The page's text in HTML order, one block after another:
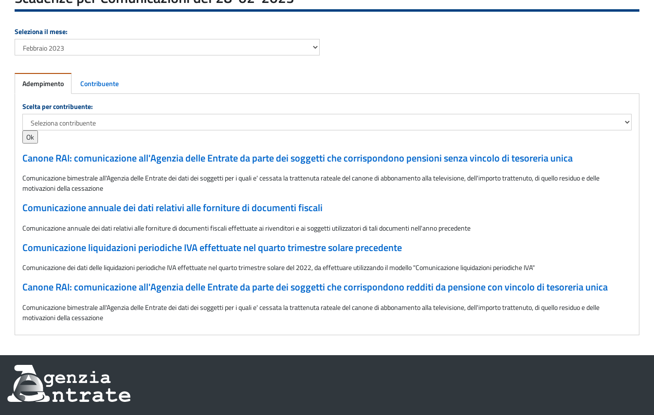
Seleziona il mese:
Adempimento Contribuente
Adempimento
Scelta per contribuente:
Canone RAI: comunicazione all'Agenzia delle Entrate da parte dei soggetti che corrispondono pensioni senza vincolo di tesoreria unica
Comunicazione bimestrale all'Agenzia delle Entrate dei dati dei soggetti per i quali e' cessata la trattenuta rateale del canone di abbonamento alla televisione, dell'importo trattenuto, di quello residuo e delle
motivazioni della cessazione
Comunicazione annuale dei dati relativi alle forniture di documenti fiscali
Comunicazione annuale dei dati relativi alle forniture di documenti fiscali effettuate ai rivenditori e ai soggetti utilizzatori di tali documenti nell'anno precedente
Comunicazione liquidazioni periodiche IVA effettuate nel quarto trimestre solare precedente
Comunicazione dei dati delle liquidazioni periodiche IVA effettuate nel quarto trimestre solare del 2022, da effettuare utilizzando il modello "Comunicazione liquidazioni periodiche IVA"
Canone RAI: comunicazione all'Agenzia delle Entrate da parte dei soggetti che corrispondono redditi da pensione con vincolo di tesoreria unica
Comunicazione bimestrale all'Agenzia delle Entrate dei dati dei soggetti per i quali e' cessata la trattenuta rateale del canone di abbonamento alla televisione, dell'importo trattenuto, di quello residuo e delle
motivazioni della cessazione
Informazioni
sul